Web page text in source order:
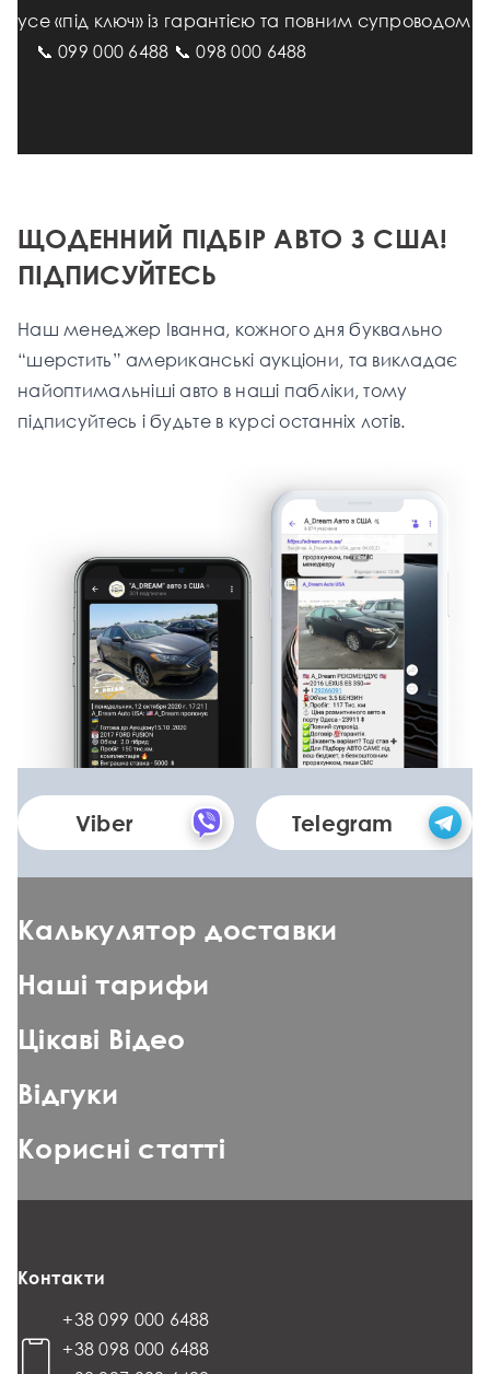
усе «під ключ» із гарантією та повним супроводом
⠀ 📞 099 000 6488 📞 098 000 6488
Viber Telegram
ЩОДЕННИЙ ПІДБІР АВТО З США!
ПІДПИСУЙТЕСЬ
Наш менеджер Іванна, кожного дня буквально
“шерстить” американські аукціони, та викладає
найоптимальніші aвто в наші пабліки, тому
підписуйтесь і будьте в курсі останніх лотів.
Калькулятор доставки
Наші тарифи
Цікаві Відео
Відгуки
Корисні статті
Контакти
+38 099 000 6488
+38 098 000 6488